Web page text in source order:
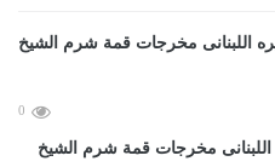
0
اللبنانى مخرجات قمة شرم الشيخ